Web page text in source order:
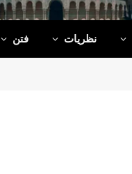
نظریات فتن